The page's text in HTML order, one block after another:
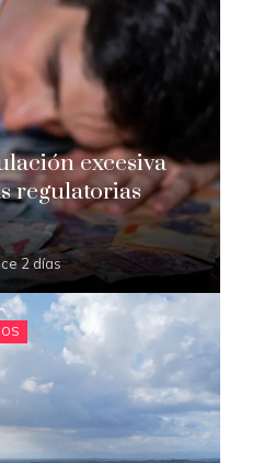
excesiva
regulatorias
2 días